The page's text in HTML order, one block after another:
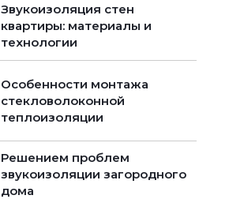
Звукоизоляция стен
квартиры: материалы и
технологии
Особенности монтажа
стекловолоконной
теплоизоляции
Решением проблем
звукоизоляции загородного
дома